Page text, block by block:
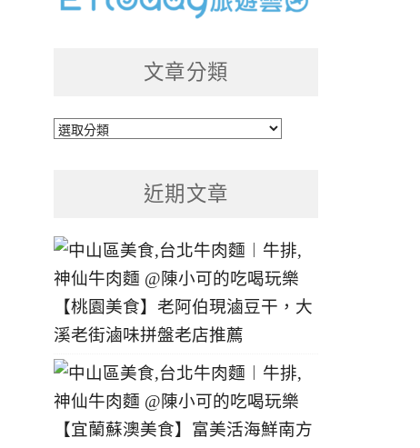
文章分類
文
近期文章
【桃園美食】老阿伯現滷豆干，大
溪老街滷味拼盤老店推薦
【宜蘭蘇澳美食】富美活海鮮南方